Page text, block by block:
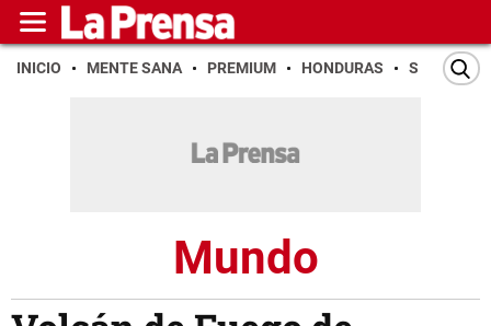
INICIO MENTE SANA PREMIUM HONDURAS SAN PEDRO
Mundo